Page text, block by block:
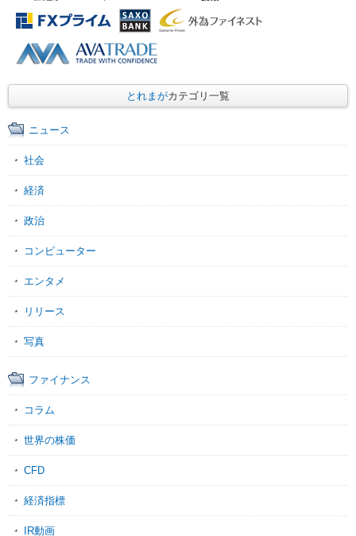
とれまがカテゴリ一覧
ニュース
社会
経済
政治
コンピューター
エンタメ
リリース
写真
ファイナンス
コラム
世界の株価
CFD
経済指標
IR動画